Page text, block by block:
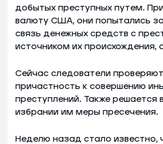
добытых преступных путем.
валюту США, они попытались
связь денежных средств с
источником их происхождения,
Сейчас следователи
причастность к совершению
преступлений. Также решается
избрании им меры пресечения.
Неделю назад стало известно,